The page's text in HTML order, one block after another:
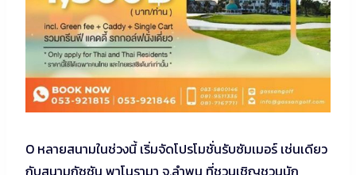
O หลายสนามในช่วงนี้ เริ่มจัดโปรโมชั่นรับซัมเมอร์ เช่นเดียว